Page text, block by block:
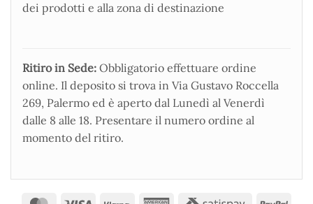
dei prodotti e alla zona di destinazione
Ritiro in Sede: Obbligatorio effettuare ordine
online. Il deposito si trova in Via Gustavo Roccella
269, Palermo ed è aperto dal Lunedì al Venerdì
dalle 8 alle 18. Presentare il numero ordine al
momento del ritiro.